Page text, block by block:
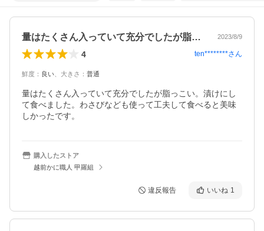
量はたくさん入っていて充分でしたが脂っ… 2023/8/9
4 ten********さん
鮮度 ： 良い 大きさ ： 普通
量はたくさん入っていて充分でしたが脂っこい。漬けにし
て食べました。わさびなども使って工夫して食べると美味
しかったです。
購入したストア
越前かに職人 甲羅組
違反報告 いいね 1